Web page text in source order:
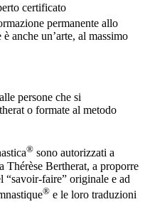
certificato
permanente allo
anche un’arte, al massimo
persone che si
o formate al metodo
® sono autorizzati a
Thérèse Bertherat, a proporre
“savoir-faire” originale e ad
® e le loro traduzioni